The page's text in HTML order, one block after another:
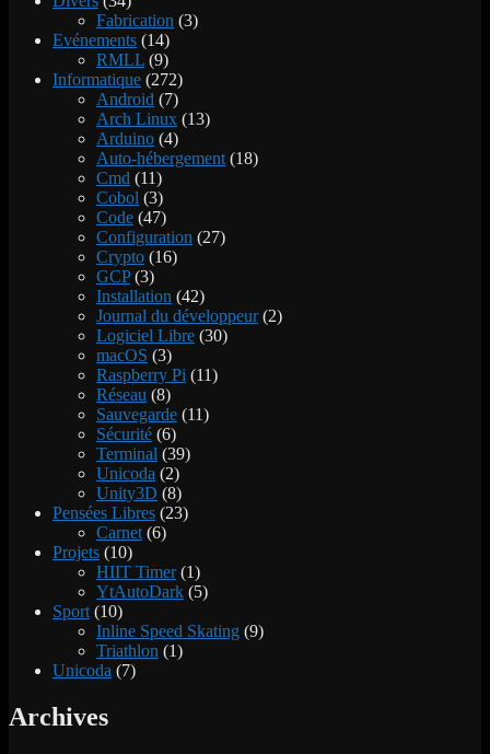
Fabrication (3)
Evénements (14)
RMLL (9)
Informatique (272)
Android (7)
Arch Linux (13)
Arduino (4)
Auto-hébergement(18)
Cmd (11)
Cobol (3)
Code (47)
Configuration (27)
Crypto (16)
GCP(3)
Installation (42)
Journal du développeur(2)
Logiciel Libre (30)
macOS (3)
Raspberry Pi (11)
Réseau (8)
Sauvegarde (11)
Sécurité (6)
Terminal (39)
Unicoda (2)
Unity3D (8)
Pensées Libres (23)
Carnet(6)
Projets (10)
HIIT Timer(1)
YtAutoDark (5)
Sport(10)
Inline Speed Skating (9)
Triathlon (1)
Unicoda (7)
Archives